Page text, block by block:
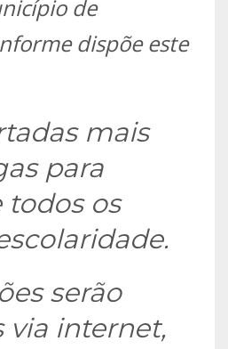
de
dispõe este
mais
para
todos os
serão
via internet,